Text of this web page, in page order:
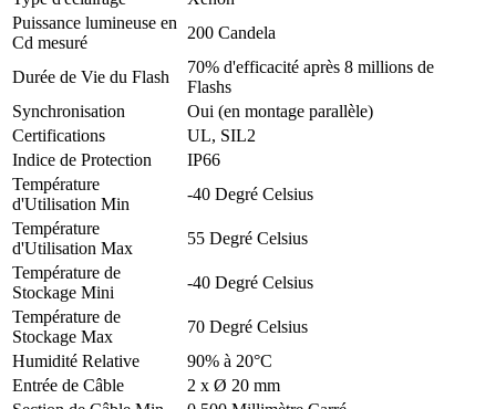
Puissance lumineuse en
Cd mesuré
200 Candela
Durée de Vie du Flash
70% d'efficacité après 8 millions de
Flashs
Synchronisation
Oui (en montage parallèle)
Certifications
UL, SIL2
Indice de Protection
IP66
Température
d'Utilisation Min
-40 Degré Celsius
Température
d'Utilisation Max
55 Degré Celsius
Température de
Stockage Mini
-40 Degré Celsius
Température de
Stockage Max
70 Degré Celsius
Humidité Relative
90% à 20°C
Entrée de Câble
2 x Ø 20 mm